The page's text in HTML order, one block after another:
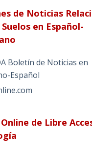
de Noticias
en Español-
Boletín de Noticias en
Español
de Libre